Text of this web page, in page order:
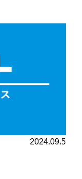
2024.09.5